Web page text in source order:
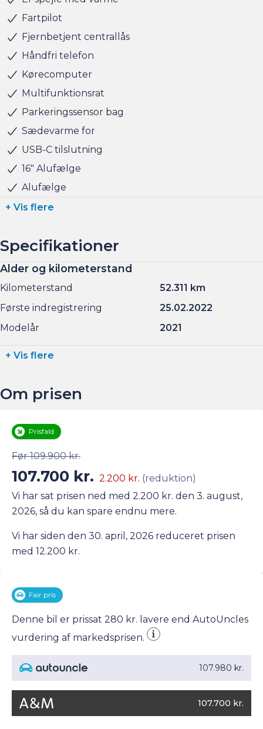
Altid 150 brugte biler på lager !
BILEN STÅR HOS ANDERSEN & MARTINI - TAASTRUP
Fartpilot
Fjernbetjent centrallås
Håndfri telefon
Kørecomputer
Multifunktionsrat
Parkeringssensor bag
Sædevarme for
USB-C tilslutning
16" Alufælge
Alufælge
+ Vis flere
Specifikationer
Alder og kilometerstand
Kilometerstand
52.311 km
Første indregistrering
25.02.2022
Modelår
2021
+ Vis flere
Om prisen
Prisfald
Før 109.900 kr.
107.700 kr. 2.200 kr. (reduktion)
Vi har sat prisen ned med 2.200 kr. den 3. august,
2026, så du kan spare endnu mere.
Vi har siden den 30. april, 2026 reduceret prisen
med 12.200 kr.
Fair pris
Denne bil er prissat 280 kr. lavere end AutoUncles
vurdering af markedsprisen.
107.980 kr.
107.700 kr.